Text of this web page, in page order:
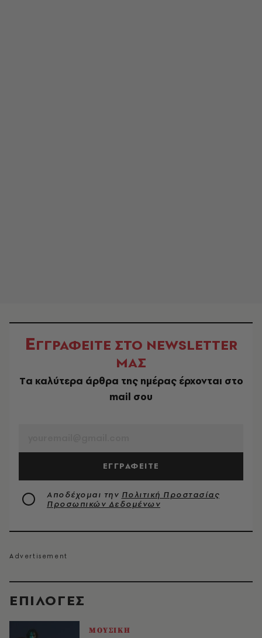
EΠΙΛΟΓΈΣ
ΜΟΥΣΙΚΗ
ΕΓΓΡΑΦΕΙΤΕ ΣΤΟ NEWSLETTER
ΜΑΣ
Tα καλύτερα άρθρα της ημέρας έρχονται στο
mail σου
ΕΓΓΡΑΦΕΙΤΕ
Αποδέχομαι την Πολιτική Προστασίας
Προσωπικών Δεδομένων